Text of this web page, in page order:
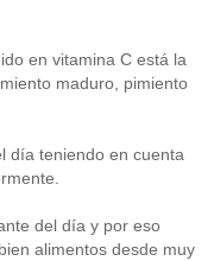
en vitamina C está la
maduro, pimiento
día teniendo en cuenta
del día y por eso
alimentos desde muy